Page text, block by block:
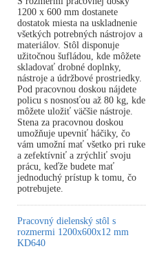
1200 x 600 mm dostanete
dostatok miesta na uskladnenie
všetkých potrebných nástrojov a
materiálov. Stôl disponuje
užitočnou šufládou, kde môžete
skladovať drobné doplnky,
nástroje a údržbové prostriedky.
Pod pracovnou doskou nájdete
policu s nosnosťou až 80 kg, kde
môžete uložiť väčšie nástroje.
Stena za pracovnou doskou
umožňuje upevniť háčiky, čo
vám umožní mať všetko pri ruke
a zefektívniť a zrýchliť svoju
prácu, keďže budete mať
jednoduchý prístup k tomu, čo
potrebujete.
Pracovný dielenský stôl s
rozmermi 1200x600x12 mm
KD640